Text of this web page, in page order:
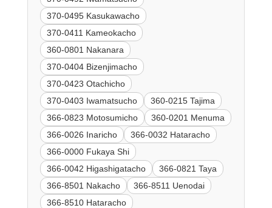
370-0495 Kasukawacho
370-0411 Kameokacho
360-0801 Nakanara
370-0404 Bizenjimacho
370-0423 Otachicho
370-0403 Iwamatsucho
360-0215 Tajima
366-0823 Motosumicho
360-0201 Menuma
366-0026 Inaricho
366-0032 Hataracho
366-0000 Fukaya Shi
366-0042 Higashigatacho
366-0821 Taya
366-8501 Nakacho
366-8511 Uenodai
366-8510 Hataracho